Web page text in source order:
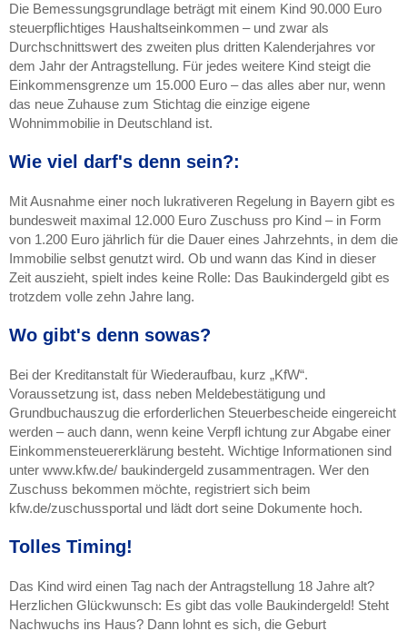
Die Bemessungsgrundlage beträgt mit einem Kind 90.000 Euro
steuerpflichtiges Haushaltseinkommen – und zwar als
Durchschnittswert des zweiten plus dritten Kalenderjahres vor
dem Jahr der Antragstellung. Für jedes weitere Kind steigt die
Einkommensgrenze um 15.000 Euro – das alles aber nur, wenn
das neue Zuhause zum Stichtag die einzige eigene
Wohnimmobilie in Deutschland ist.
Wie viel darf's denn sein?:
Mit Ausnahme einer noch lukrativeren Regelung in Bayern gibt es
bundesweit maximal 12.000 Euro Zuschuss pro Kind – in Form
von 1.200 Euro jährlich für die Dauer eines Jahrzehnts, in dem die
Immobilie selbst genutzt wird. Ob und wann das Kind in dieser
Zeit auszieht, spielt indes keine Rolle: Das Baukindergeld gibt es
trotzdem volle zehn Jahre lang.
Wo gibt's denn sowas?
Bei der Kreditanstalt für Wiederaufbau, kurz „KfW“.
Voraussetzung ist, dass neben Meldebestätigung und
Grundbuchauszug die erforderlichen Steuerbescheide eingereicht
werden – auch dann, wenn keine Verpfl ichtung zur Abgabe einer
Einkommensteuererklärung besteht. Wichtige Informationen sind
unter www.kfw.de/ baukindergeld zusammentragen. Wer den
Zuschuss bekommen möchte, registriert sich beim
kfw.de/zuschussportal und lädt dort seine Dokumente hoch.
Tolles Timing!
Das Kind wird einen Tag nach der Antragstellung 18 Jahre alt?
Herzlichen Glückwunsch: Es gibt das volle Baukindergeld! Steht
Nachwuchs ins Haus? Dann lohnt es sich, die Geburt